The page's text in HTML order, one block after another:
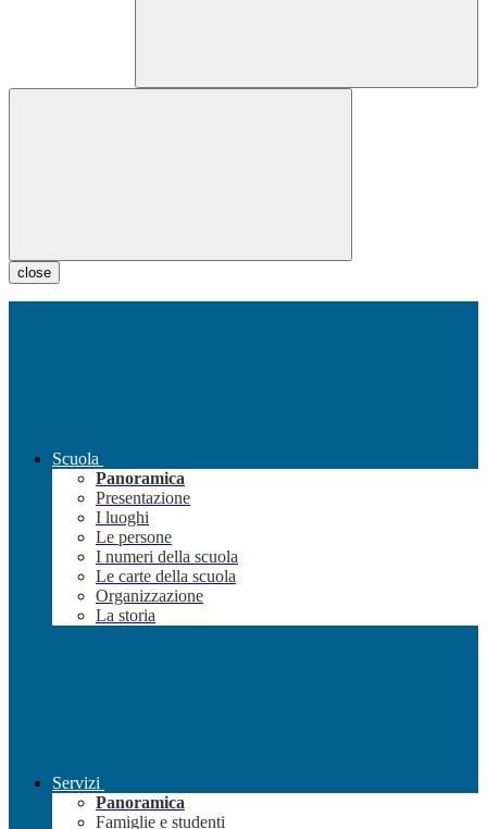
close
Scuola
Panoramica
Presentazione
I luoghi
Le persone
I numeri della scuola
Le carte della scuola
Organizzazione
La storia
Servizi
Panoramica
Famiglie e studenti